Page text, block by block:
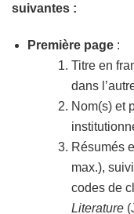
suivantes :
Première page :
Titre en
dans
Nom(s) et
Résumés
max.),
codes de
Literature